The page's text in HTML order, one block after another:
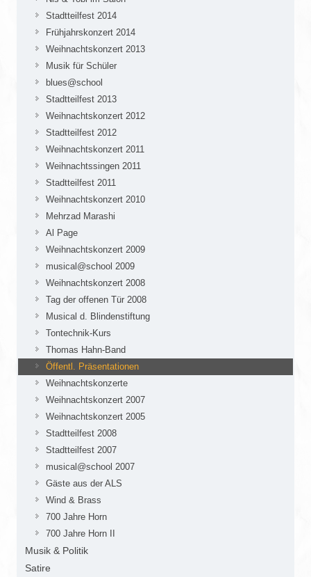
Stadtteilfest 2014
Frühjahrskonzert 2014
Weihnachtskonzert 2013
Musik für Schüler
blues@school
Stadtteilfest 2013
Weihnachtskonzert 2012
Stadtteilfest 2012
Weihnachtskonzert 2011
Weihnachtssingen 2011
Stadtteilfest 2011
Weihnachtskonzert 2010
Mehrzad Marashi
Al Page
Weihnachtskonzert 2009
musical@school 2009
Weihnachtskonzert 2008
Tag der offenen Tür 2008
Musical d. Blindenstiftung
Tontechnik-Kurs
Thomas Hahn-Band
Öffentl. Präsentationen
Weihnachtskonzerte
Weihnachtskonzert 2007
Weihnachtskonzert 2005
Stadtteilfest 2008
Stadtteilfest 2007
musical@school 2007
Gäste aus der ALS
Wind & Brass
700 Jahre Horn
700 Jahre Horn II
Musik & Politik
Satire